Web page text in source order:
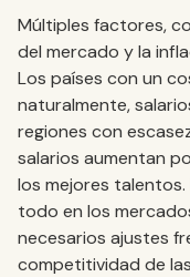
Múltiples factores,
del mercado y la
Los países con un
naturalmente,
regiones con
salarios aumentan
los mejores
todo en los
necesarios ajustes
competitividad de